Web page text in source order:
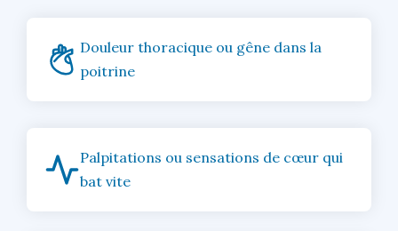
Douleur thoracique ou gêne dans la
poitrine
Palpitations ou sensations de cœur qui
bat vite